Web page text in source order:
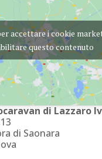
accettare i cookie
questo contenuto
di Lazzaro
di Saonara